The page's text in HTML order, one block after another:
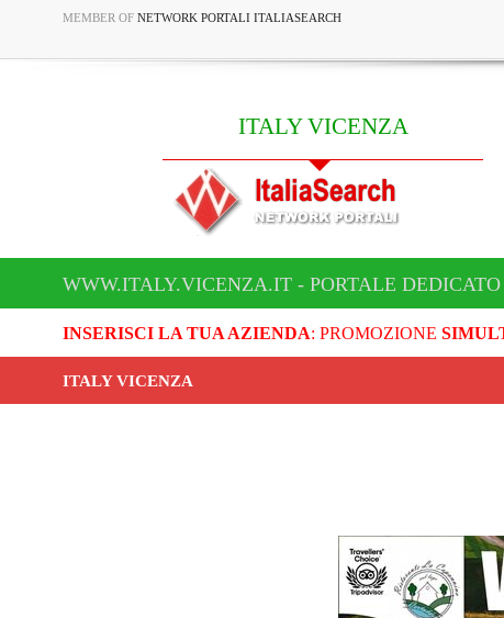
MEMBER OF NETWORK PORTALI ITALIASEARCH
ITALY VICENZA
WWW.ITALY.VICENZA.IT - PORTALE
INSERISCI LA TUA AZIENDA: PROMOZIONE
ITALY VICENZA